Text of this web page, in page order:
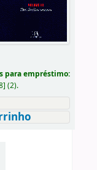
para empréstimo:
] (2).